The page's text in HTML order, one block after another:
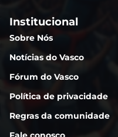
Institucional
Sobre Nós
Notícias do Vasco
Fórum do Vasco
Política de privacidade
Regras da comunidade